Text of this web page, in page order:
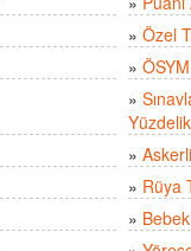
» Özel
»
»
»
» Rüya
»